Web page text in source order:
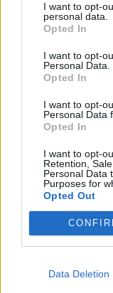
I want to opt-
personal data.
Opted In
I want to opt-
Personal Data.
Opted In
I want to opt-
Personal Data
Opted In
I want to opt-
Retention,
Personal Data
Purposes for
Opted Out
Data Deletion
χρήστες του
κβαντικών
αυτά τα
πρώτο
ομάδα
ενδιαφέρον
Χάρβαρντ να
του PSI.
«Είναι